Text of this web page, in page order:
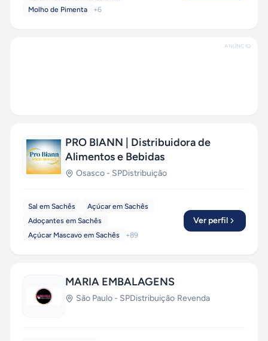
Molho de Pimenta
+6
ANÚNCIO
PRO BIANN | Distribuidora de
Alimentos e Bebidas
Osasco - SPDistribuição
Sal em Sachês
Açúcar em Sachês
Adoçantes em Sachês
Açúcar Mascavo em Sachês
+89
Ver perfil
MARIA EMBALAGENS
São Paulo - SPDistribuição·Revenda